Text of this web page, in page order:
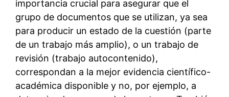
importancia crucial para asegurar que el
grupo de documentos que se utilizan, ya sea
para producir un estado de la cuestión (parte
de un trabajo más amplio), o un trabajo de
revisión (trabajo autocontenido),
correspondan a la mejor evidencia científico-
académica disponible y no, por ejemplo, a